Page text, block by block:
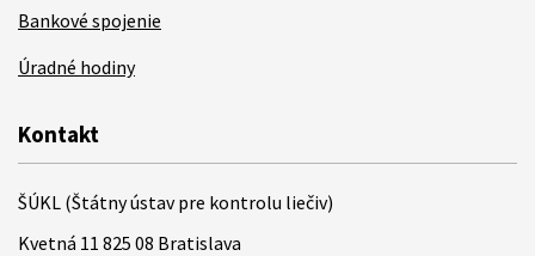
Bankové spojenie
Úradné hodiny
Kontakt
ŠÚKL (Štátny ústav pre kontrolu liečiv)
Kvetná 11 825 08 Bratislava